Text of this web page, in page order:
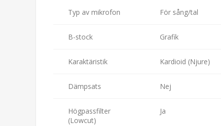
Typ av mikrofon För sång/tal
B-stock Grafik
Karaktäristik Kardioid (Njure)
Dämpsats Nej
Högpassfilter
(Lowcut)
Ja